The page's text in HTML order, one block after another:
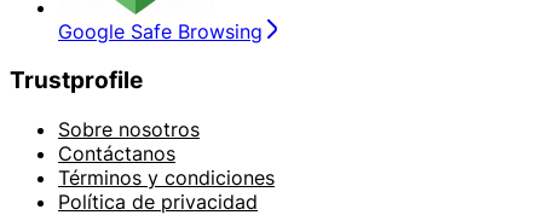
Google Safe Browsing
Trustprofile
Sobre nosotros
Contáctanos
Términos y condiciones
Política de privacidad